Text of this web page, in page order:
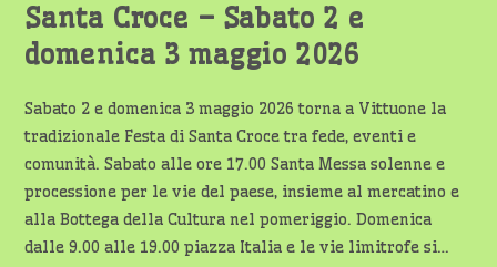
Santa Croce – Sabato 2 e
domenica 3 maggio 2026
Sabato 2 e domenica 3 maggio 2026 torna a Vittuone la
tradizionale Festa di Santa Croce tra fede, eventi e
comunità. Sabato alle ore 17.00 Santa Messa solenne e
processione per le vie del paese, insieme al mercatino e
alla Bottega della Cultura nel pomeriggio. Domenica
dalle 9.00 alle 19.00 piazza Italia e le vie limitrofe si…